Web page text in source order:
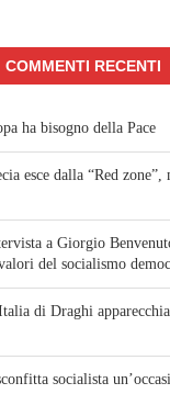
COMMENTI RECENTI
ha bisogno della Pace
esce dalla “Red
a Giorgio
del socialismo
di Draghi
socialista